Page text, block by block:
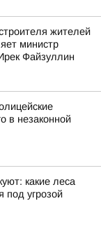
жителей
министр
Файзуллин
в незаконной
какие леса
под угрозой